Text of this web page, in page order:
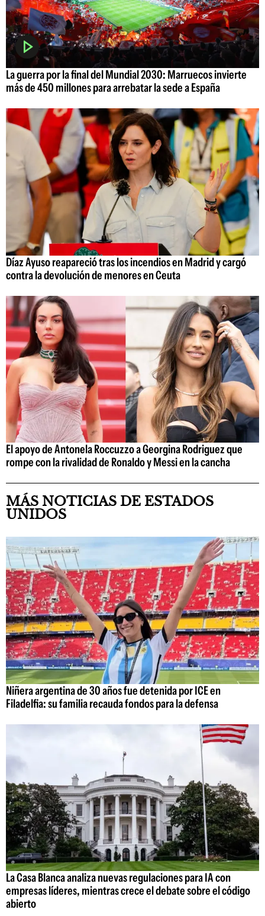
La guerra por la final del Mundial 2030: Marruecos invierte
más de 450 millones para arrebatar la sede a España
Díaz Ayuso reapareció tras los incendios en Madrid y cargó
contra la devolución de menores en Ceuta
El apoyo de Antonela Roccuzzo a Georgina Rodriguez que
rompe con la rivalidad de Ronaldo y Messi en la cancha
MÁS NOTICIAS DE ESTADOS
UNIDOS
Niñera argentina de 30 años fue detenida por ICE en
Filadelfia: su familia recauda fondos para la defensa
La Casa Blanca analiza nuevas regulaciones para IA con
empresas líderes, mientras crece el debate sobre el código
abierto